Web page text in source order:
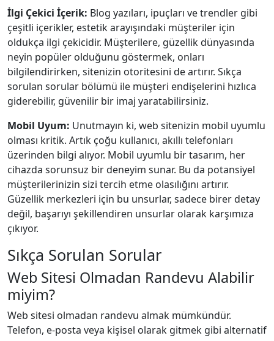
İlgi Çekici İçerik: Blog yazıları, ipuçları ve trendler gibi
çeşitli içerikler, estetik arayışındaki müşteriler için
oldukça ilgi çekicidir. Müşterilere, güzellik dünyasında
neyin popüler olduğunu göstermek, onları
bilgilendirirken, sitenizin otoritesini de artırır. Sıkça
sorulan sorular bölümü ile müşteri endişelerini hızlıca
giderebilir, güvenilir bir imaj yaratabilirsiniz.
Mobil Uyum: Unutmayın ki, web sitenizin mobil uyumlu
olması kritik. Artık çoğu kullanıcı, akıllı telefonları
üzerinden bilgi alıyor. Mobil uyumlu bir tasarım, her
cihazda sorunsuz bir deneyim sunar. Bu da potansiyel
müşterilerinizin sizi tercih etme olasılığını artırır.
Güzellik merkezleri için bu unsurlar, sadece birer detay
değil, başarıyı şekillendiren unsurlar olarak karşımıza
çıkıyor.
Sıkça Sorulan Sorular
Web Sitesi Olmadan Randevu Alabilir
miyim?
Web sitesi olmadan randevu almak mümkündür.
Telefon, e-posta veya kişisel olarak gitmek gibi alternatif